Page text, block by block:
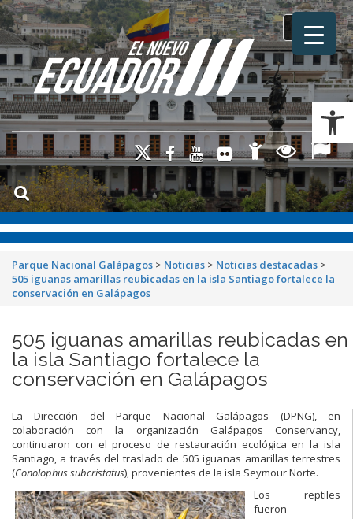
Toggle
Parque Nacional Galápagos > Noticias > Noticias destacadas >
505 iguanas amarillas reubicadas en la isla Santiago fortalece la
conservación en Galápagos
505 iguanas amarillas reubicadas en
la isla Santiago fortalece la
conservación en Galápagos
La Dirección del Parque Nacional Galápagos (DPNG), en
colaboración con la organización Galápagos Conservancy,
continuaron con el proceso de restauración ecológica en la isla
Santiago, a través del traslado de 505 iguanas amarillas terrestres
(Conolophus subcristatus), provenientes de la isla Seymour Norte.
Los reptiles
fueron